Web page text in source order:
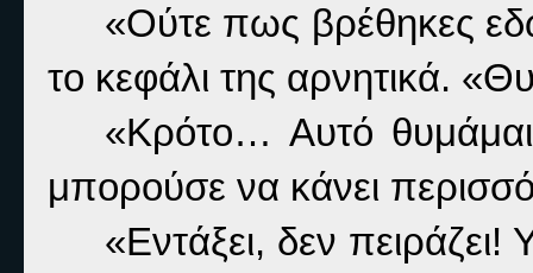
«Ούτε πως βρέθηκες
το κεφάλι της αρνητικά.
«Κρότο… Αυτό
μπορούσε να κάνει
«Εντάξει, δεν